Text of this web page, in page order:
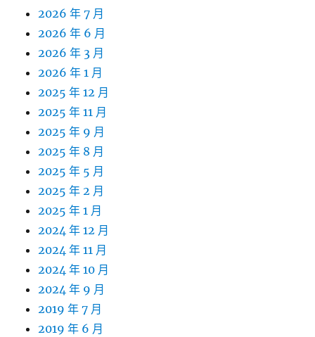
2026 年 7 月
2026 年 6 月
2026 年 3 月
2026 年 1 月
2025 年 12 月
2025 年 11 月
2025 年 9 月
2025 年 8 月
2025 年 5 月
2025 年 2 月
2025 年 1 月
2024 年 12 月
2024 年 11 月
2024 年 10 月
2024 年 9 月
2019 年 7 月
2019 年 6 月